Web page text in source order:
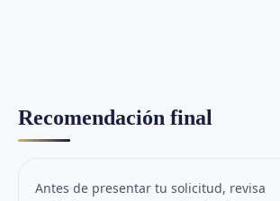
Recomendación final
Antes de presentar tu solicitud, revisa